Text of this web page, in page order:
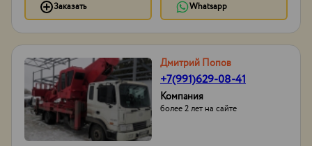
Заказать Whatsapp
Дмитрий Попов
+7(991)629-08-41
Компания
более 2 лет на сайте